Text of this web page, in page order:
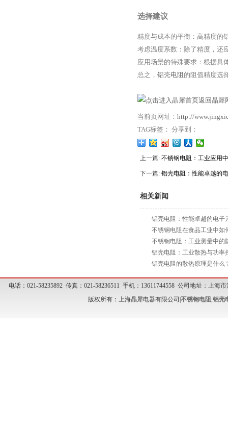
选择建议
精度与成本的平衡：高精度的
考虑温度系数：除了精度，还
应用场景的特殊要求：根据具
总之， 铝壳电阻 的阻值精度选
返回晶犀
当前页网址： http://
TAG标签： 分享到：
上一篇: 不锈钢电阻：工业应用
下一篇: 铝壳电阻：性能卓越的
相关新闻
铝壳电阻：性能卓越的电子
不锈钢电阻在食品工业中如
不锈钢电阻：工业测量中的
铝壳电阻：工业散热与功率
铝壳电阻的散热原理是什么
电话：021-58235892 传真：021-58236511 手机：13611744558 公司地址：上
版权所有：上海晶犀电器有限公司| 不锈钢电阻,铝壳